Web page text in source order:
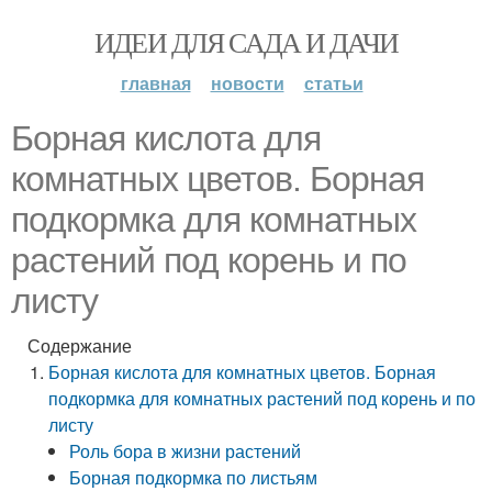
ИДЕИ ДЛЯ САДА И ДАЧИ
главная новости статьи
Борная кислота для
комнатных цветов. Борная
подкормка для комнатных
растений под корень и по
листу
Содержание
Борная кислота для комнатных цветов. Борная
подкормка для комнатных растений под корень и по
листу
Роль бора в жизни растений
Борная подкормка по листьям